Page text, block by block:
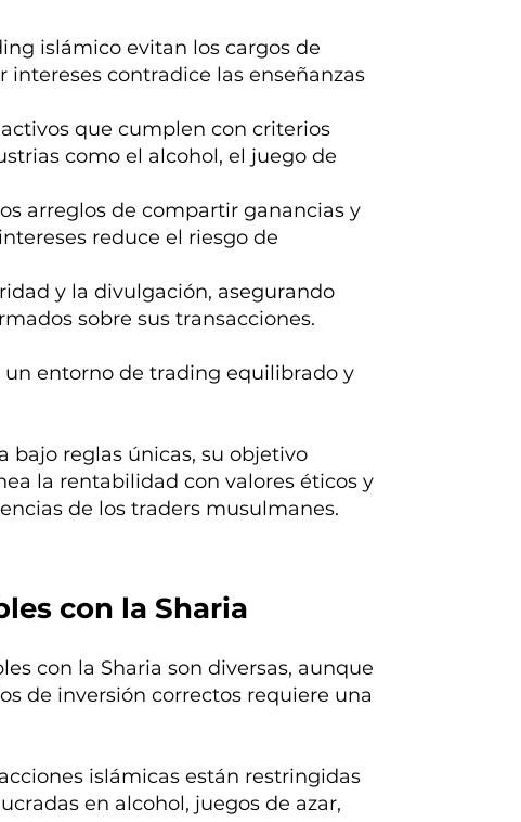
islámico evitan los cargos de
contradice las enseñanzas
que cumplen con criterios
como el alcohol, el juego de
arreglos de compartir ganancias y
reduce el riesgo de
y la divulgación, asegurando
sobre sus transacciones.
entorno de trading equilibrado y
bajo reglas únicas, su objetivo
la rentabilidad con valores éticos y
de los traders musulmanes.
con la Sharia
con la Sharia son diversas, aunque
de inversión correctos requiere una
islámicas están restringidas
en alcohol, juegos de azar,